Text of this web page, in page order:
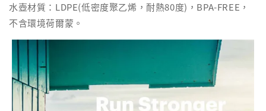
水壺材質：LDPE(低密度聚乙烯，耐熱80度)，BPA-FREE，
不含環境荷爾蒙。